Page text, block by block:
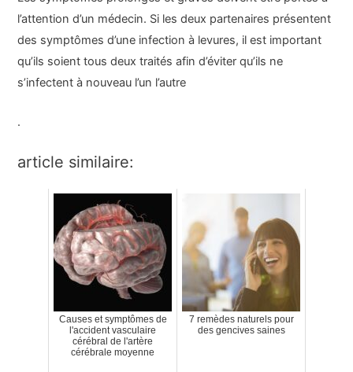
l’attention d’un médecin. Si les deux partenaires présentent
des symptômes d’une infection à levures, il est important
qu’ils soient tous deux traités afin d’éviter qu’ils ne
s’infectent à nouveau l’un l’autre
.
article similaire:
Causes et symptômes de
l'accident vasculaire
cérébral de l'artère
cérébrale moyenne
7 remèdes naturels pour
des gencives saines